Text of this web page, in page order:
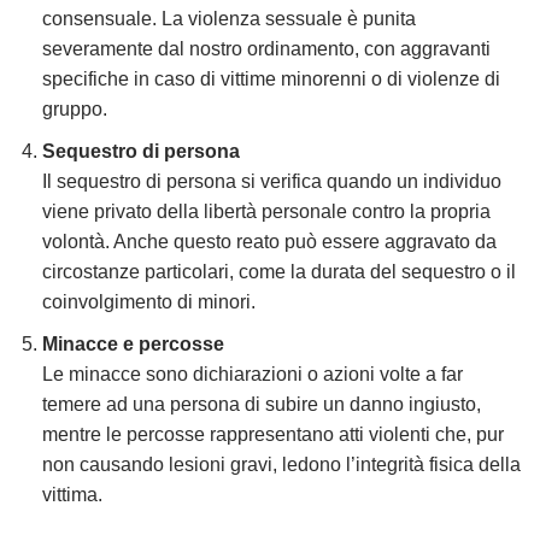
consensuale. La violenza sessuale è punita
severamente dal nostro ordinamento, con aggravanti
specifiche in caso di vittime minorenni o di violenze di
gruppo.
Sequestro di persona
Il sequestro di persona si verifica quando un individuo
viene privato della libertà personale contro la propria
volontà. Anche questo reato può essere aggravato da
circostanze particolari, come la durata del sequestro o il
coinvolgimento di minori.
Minacce e percosse
Le minacce sono dichiarazioni o azioni volte a far
temere ad una persona di subire un danno ingiusto,
mentre le percosse rappresentano atti violenti che, pur
non causando lesioni gravi, ledono l’integrità fisica della
vittima.